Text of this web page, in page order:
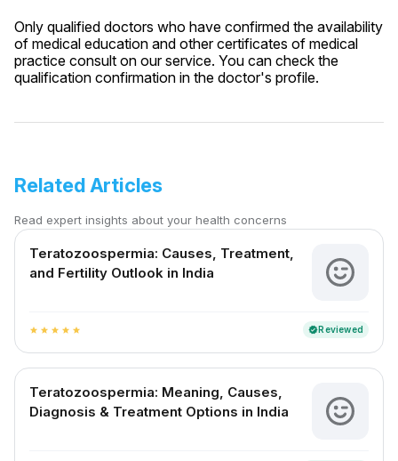
Only qualified doctors who have confirmed the availability
of medical education and other certificates of medical
practice consult on our service. You can check the
qualification confirmation in the doctor's profile.
Related Articles
Read expert insights about your health concerns
Teratozoospermia: Causes, Treatment,
and Fertility Outlook in India
star star star star star verifiedReviewed
Teratozoospermia: Meaning, Causes,
Diagnosis & Treatment Options in India